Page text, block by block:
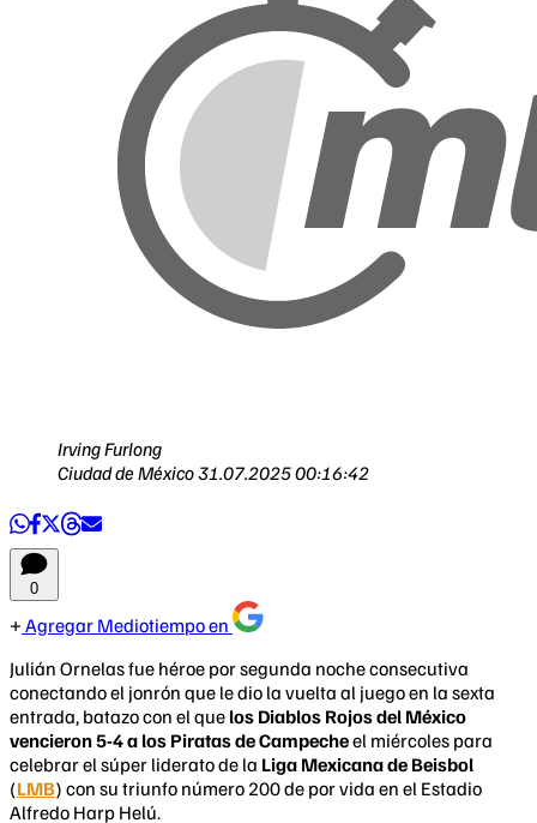
Irving Furlong
Ciudad de México31.07.2025 00:16:42
0
Agregar Mediotiempo en
Julián Ornelas fue héroe por segunda noche consecutiva
conectando el jonrón que le dio la vuelta al juego en la sexta
entrada, batazo con el que los Diablos Rojos del México
vencieron 5-4 a los Piratas de Campecheel miércoles para
celebrar el súper liderato de la Liga Mexicana de Beisbol
(LMB) con su triunfo número 200 de por vida en el Estadio
Alfredo Harp Helú.